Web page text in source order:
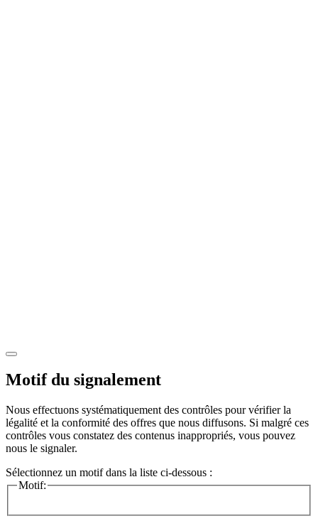
Motif du signalement
Nous effectuons systématiquement des contrôles pour vérifier la
légalité et la conformité des offres que nous diffusons. Si malgré ces
contrôles vous constatez des contenus inappropriés, vous pouvez
nous le signaler.
Sélectionnez un motif dans la liste ci-dessous :
Motif: